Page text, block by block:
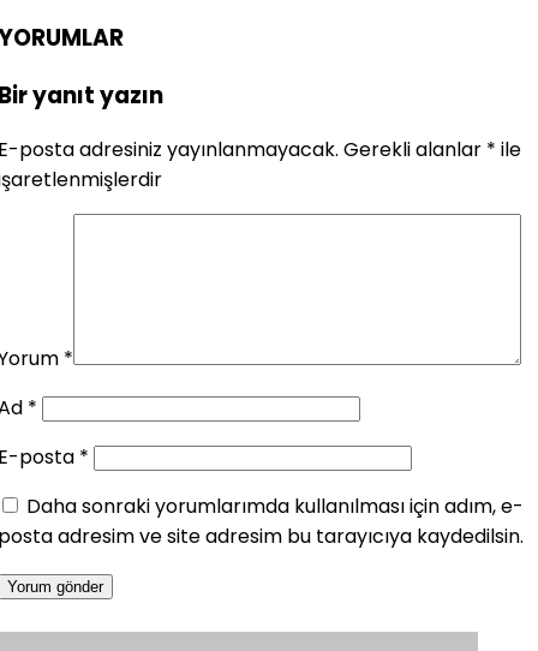
yanıt yazın
posta adresiniz yayınlanmayacak. Gerekli alanlar * ile
*
*
posta *
Daha sonraki yorumlarımda kullanılması için adım, e-
adresim ve site adresim bu tarayıcıya kaydedilsin.